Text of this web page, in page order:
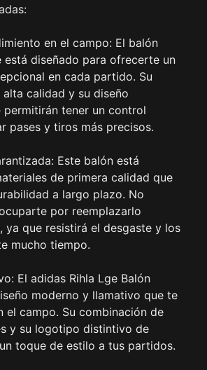
en el campo: El balón
está diseñado para ofrecerte un
en cada partido. Su
calidad y su diseño
tener un control
pases y tiros más precisos.
Este balón está
de primera calidad que
a largo plazo. No
por reemplazarlo
ya que resistirá el desgaste y los
mucho tiempo.
El adidas Rihla Lge Balón
moderno y llamativo que te
el campo. Su combinación de
y su logotipo distintivo de
toque de estilo a tus partidos.